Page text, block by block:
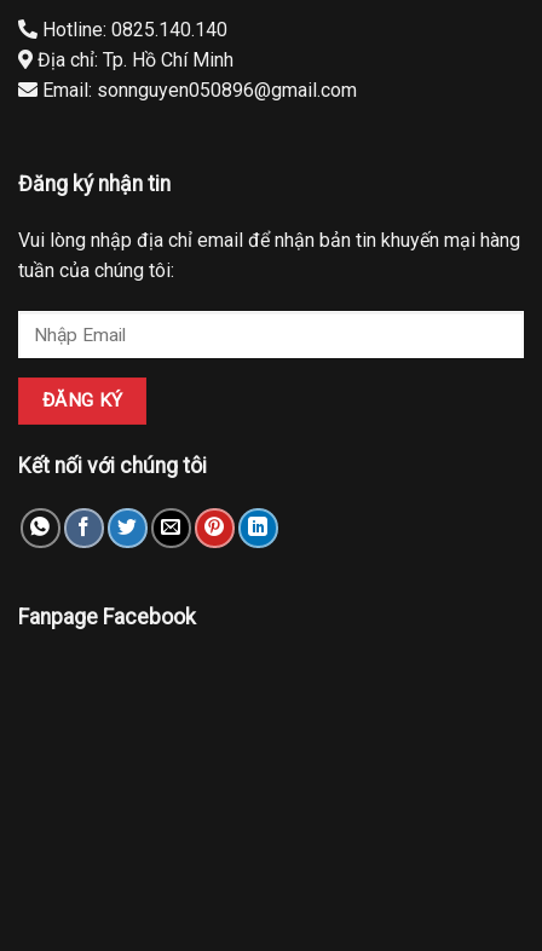
Hotline: 0825.140.140
Địa chỉ: Tp. Hồ Chí Minh
Email: sonnguyen050896@gmail.com
Đăng ký nhận tin
Vui lòng nhập địa chỉ email để nhận bản tin khuyến mại hàng
tuần của chúng tôi:
Kết nối với chúng tôi
Fanpage Facebook